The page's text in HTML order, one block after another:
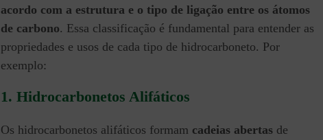
acordo com a estrutura e o tipo de ligação entre os átomos
de carbono. Essa classificação é fundamental para entender as
propriedades e usos de cada tipo de hidrocarboneto. Por
exemplo:
1. Hidrocarbonetos Alifáticos
Os hidrocarbonetos alifáticos formam cadeias abertas de